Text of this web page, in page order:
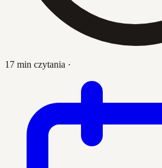
17 min czytania ·